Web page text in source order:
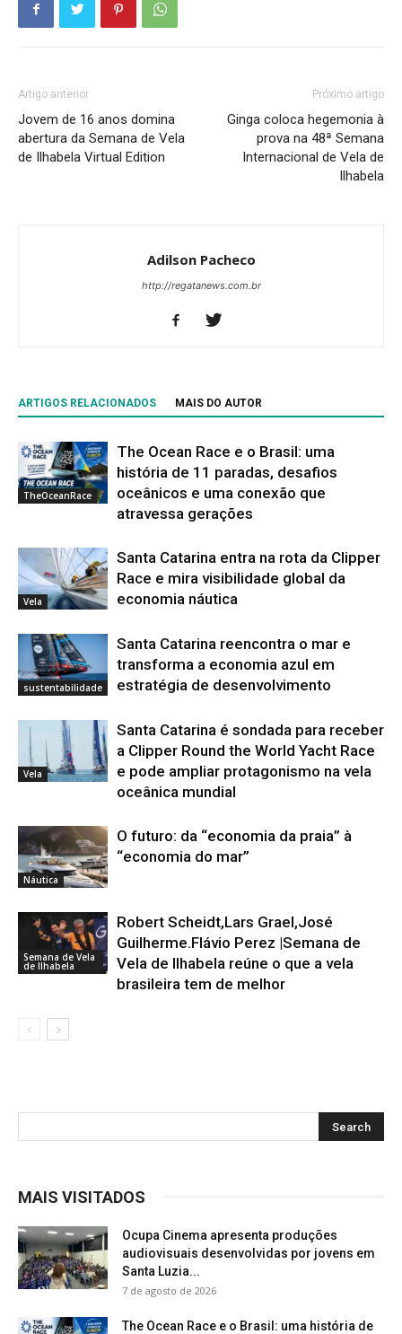
Artigo anterior
Jovem de 16 anos domina
abertura da Semana de Vela
de Ilhabela Virtual Edition
Próximo artigo
Ginga coloca hegemonia à
prova na 48ª Semana
Internacional de Vela de
Ilhabela
Adilson Pacheco
http://regatanews.com.br
ARTIGOS RELACIONADOS MAIS DO AUTOR
TheOceanRace
The Ocean Race e o Brasil: uma
história de 11 paradas, desafios
oceânicos e uma conexão que
atravessa gerações
Vela
Santa Catarina entra na rota da Clipper
Race e mira visibilidade global da
economia náutica
sustentabilidade
Santa Catarina reencontra o mar e
transforma a economia azul em
estratégia de desenvolvimento
Vela
Santa Catarina é sondada para receber
a Clipper Round the World Yacht Race
e pode ampliar protagonismo na vela
oceânica mundial
Náutica
O futuro: da “economia da praia” à
“economia do mar”
Semana de Vela
de Ilhabela
Robert Scheidt,Lars Grael,José
Guilherme.Flávio Perez |Semana de
Vela de Ilhabela reúne o que a vela
brasileira tem de melhor
MAIS VISITADOS
Ocupa Cinema apresenta produções
audiovisuais desenvolvidas por jovens em
Santa Luzia...
7 de agosto de 2026
The Ocean Race e o Brasil: uma história de